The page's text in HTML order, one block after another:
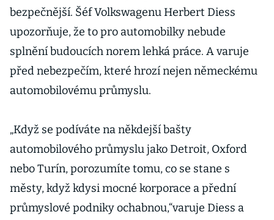
bezpečnější. Šéf Volkswagenu Herbert Diess
upozorňuje, že to pro automobilky nebude
splnění budoucích norem lehká práce. A varuje
před nebezpečím, které hrozí nejen německému
automobilovému průmyslu.
„Když se podíváte na někdejší bašty
automobilového průmyslu jako Detroit, Oxford
nebo Turín, porozumíte tomu, co se stane s
městy, když kdysi mocné korporace a přední
průmyslové podniky ochabnou,“varuje Diess a